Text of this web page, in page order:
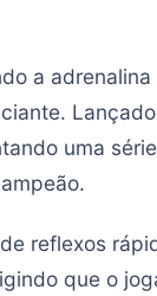
a
uma
reflexos
que o